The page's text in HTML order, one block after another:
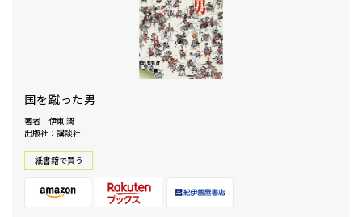
国を蹴った男
著者：伊東 潤
出版社：講談社
紙書籍で買う